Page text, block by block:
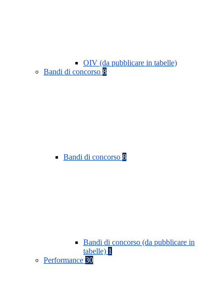
OIV (da pubblicare in tabelle)
Bandi di concorso 8
Bandi di concorso 8
Bandi di concorso (da pubblicare in
tabelle) 1
Performance 30